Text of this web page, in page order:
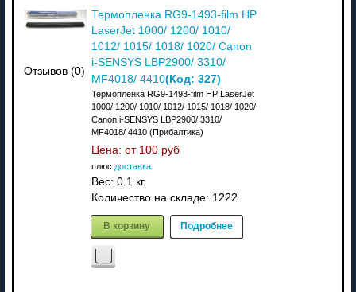
Отзывов (0)
Термопленка RG9-1493-film HP
LaserJet 1000/ 1200/ 1010/
1012/ 1015/ 1018/ 1020/ Canon
i-SENSYS LBP2900/ 3310/
MF4018/ 4410(Код: 327)
Термопленка RG9-1493-film HP LaserJet
1000/ 1200/ 1010/ 1012/ 1015/ 1018/ 1020/
Canon i-SENSYS LBP2900/ 3310/
MF4018/ 4410 (Прибалтика)
Цена: от 100 руб
плюс доставка
Вес: 0.1 кг.
Количество на складе: 1222
В корзину Подробнее